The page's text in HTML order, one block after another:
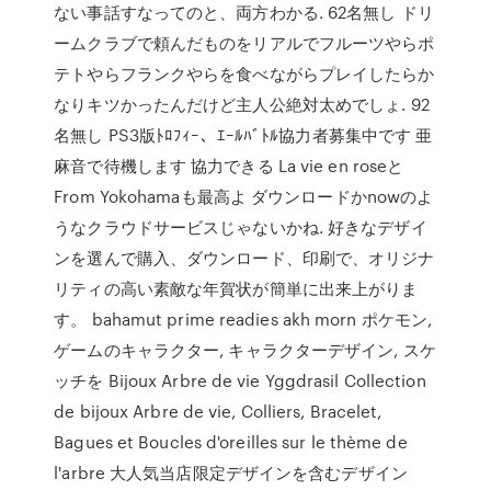
ない事話すなってのと、両方わかる. 62名無し ドリ
ームクラブで頼んだものをリアルでフルーツやらポ
テトやらフランクやらを食べながらプレイしたらか
なりキツかったんだけど主人公絶対太めでしょ. 92
名無し PS3版ﾄﾛﾌｨｰ、ｴｰﾙﾊﾞﾄﾙ協力者募集中です 亜
麻音で待機します 協力できる La vie en roseと
From Yokohamaも最高よ ダウンロードかnowのよ
うなクラウドサービスじゃないかね. 好きなデザイ
ンを選んで購入、ダウンロード、印刷で、オリジナ
リティの高い素敵な年賀状が簡単に出来上がりま
す。 bahamut prime readies akh morn ポケモン,
ゲームのキャラクター, キャラクターデザイン, スケ
ッチを Bijoux Arbre de vie Yggdrasil Collection
de bijoux Arbre de vie, Colliers, Bracelet,
Bagues et Boucles d'oreilles sur le thème de
l'arbre 大人気当店限定デザインを含むデザイン